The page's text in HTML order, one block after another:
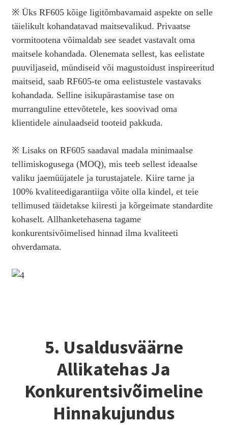
※ Üks RF605 kõige ligitõmbavamaid aspekte on selle
täielikult kohandatavad maitsevalikud. Privaatse
vormitootena võimaldab see seadet vastavalt oma
maitsele kohandada. Olenemata sellest, kas eelistate
puuviljaseid, mündiseid või magustoidust inspireeritud
maitseid, saab RF605-te oma eelistustele vastavaks
kohandada. Selline isikupärastamise tase on
murranguline ettevõtetele, kes soovivad oma
klientidele ainulaadseid tooteid pakkuda.
※ Lisaks on RF605 saadaval madala minimaalse
tellimiskogusega (MOQ), mis teeb sellest ideaalse
valiku jaemüüjatele ja turustajatele. Kiire tarne ja
100% kvaliteedigarantiiga võite olla kindel, et teie
tellimused täidetakse kiiresti ja kõrgeimate standardite
kohaselt. Allhanketehasena tagame
konkurentsivõimelised hinnad ilma kvaliteeti
ohverdamata.
5. Usaldusväärne
Allikatehas Ja
Konkurentsivõimeline
Hinnakujundus